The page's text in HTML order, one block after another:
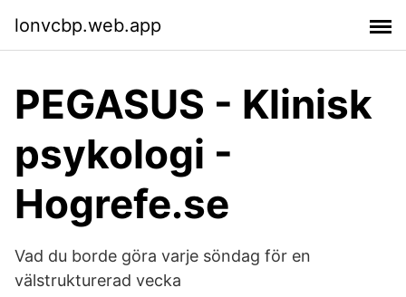
lonvcbp.web.app
PEGASUS - Klinisk
psykologi -
Hogrefe.se
Vad du borde göra varje söndag för en
välstrukturerad vecka